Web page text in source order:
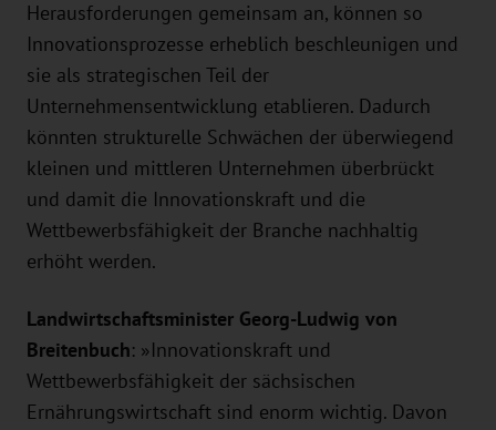
Herausforderungen gemeinsam an, können so
Innovationsprozesse erheblich beschleunigen und
sie als strategischen Teil der
Unternehmensentwicklung etablieren. Dadurch
könnten strukturelle Schwächen der überwiegend
kleinen und mittleren Unternehmen überbrückt
und damit die Innovationskraft und die
Wettbewerbsfähigkeit der Branche nachhaltig
erhöht werden.
Landwirtschaftsminister Georg-Ludwig von
Breitenbuch: »Innovationskraft und
Wettbewerbsfähigkeit der sächsischen
Ernährungswirtschaft sind enorm wichtig. Davon